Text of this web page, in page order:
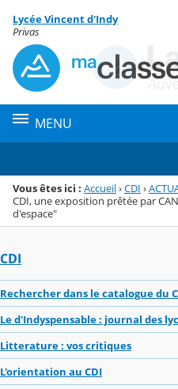
Menu de la rubrique
Contenu
Lycée Vincent d'Indy
Privas
MENU
Vous êtes ici : Accueil›CDI ›
CDI, une exposition prêtée par
d'espace"
CDI
Rechercher dans le catalogue du
Le d'Indyspensable : journal des
Litterature : vos critiques
L'orientation au CDI